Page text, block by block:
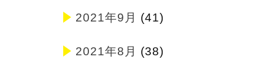
2021年9月 (41)
2021年8月 (38)